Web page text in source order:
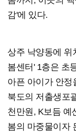
감'에 있다.
상주 낙양동에 위
봄센터' 1층은 초
아픈 아이가 안정
북도의 저출생포
천만원, K보듬 예
봄의 마중물이자